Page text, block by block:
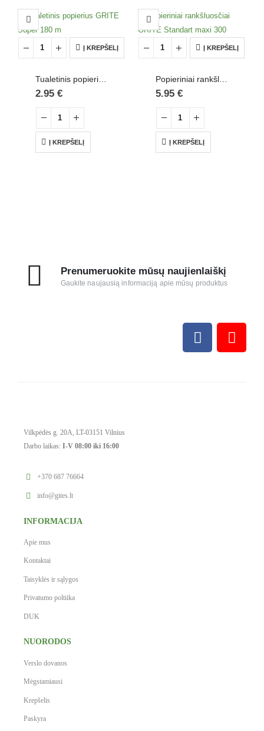
Į KREPŠELĮ
Tualetinis popierius GRITE Super 180 m
2.95 €
Į KREPŠELĮ
Į KREPŠELĮ
Popieriniai rankšluosčiai GRITE Standart maxi 300
5.95 €
Į KREPŠELĮ
Prenumeruokite mūsų naujienlaiškį
Gaukite naujausią informaciją apie mūsų produktus
Vilkpėdės g. 20A, LT-03151 Vilnius
Darbo laikas: I-V 08:00 iki 16:00
+370 687 76664
info@gites.lt
INFORMACIJA
Apie mus
Kontaktai
Taisyklės ir sąlygos
Privatumo poltiika
DUK
NUORODOS
Verslo dovanos
Mėgstamiausi
Krepšelis
Paskyra